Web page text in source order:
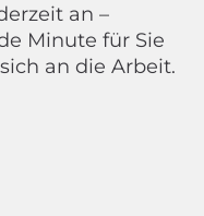
an –
Minute für Sie
an die Arbeit.